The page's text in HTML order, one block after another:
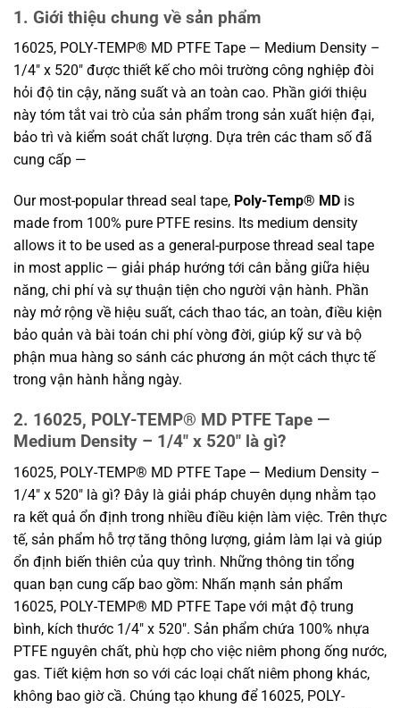
1. Giới thiệu chung về sản phẩm
16025, POLY-TEMP® MD PTFE Tape — Medium Density –
1/4″ x 520″ được thiết kế cho môi trường công nghiệp đòi
hỏi độ tin cậy, năng suất và an toàn cao. Phần giới thiệu
này tóm tắt vai trò của sản phẩm trong sản xuất hiện đại,
bảo trì và kiểm soát chất lượng. Dựa trên các tham số đã
cung cấp —
Our most-popular thread seal tape, Poly-Temp® MD is
made from 100% pure PTFE resins. Its medium density
allows it to be used as a general-purpose thread seal tape
in most applic — giải pháp hướng tới cân bằng giữa hiệu
năng, chi phí và sự thuận tiện cho người vận hành. Phần
này mở rộng về hiệu suất, cách thao tác, an toàn, điều kiện
bảo quản và bài toán chi phí vòng đời, giúp kỹ sư và bộ
phận mua hàng so sánh các phương án một cách thực tế
trong vận hành hằng ngày.
2. 16025, POLY-TEMP® MD PTFE Tape —
Medium Density – 1/4″ x 520″ là gì?
16025, POLY-TEMP® MD PTFE Tape — Medium Density –
1/4″ x 520″ là gì? Đây là giải pháp chuyên dụng nhằm tạo
ra kết quả ổn định trong nhiều điều kiện làm việc. Trên thực
tế, sản phẩm hỗ trợ tăng thông lượng, giảm làm lại và giúp
ổn định biến thiên của quy trình. Những thông tin tổng
quan bạn cung cấp bao gồm: Nhấn mạnh sản phẩm
16025, POLY-TEMP® MD PTFE Tape với mật độ trung
bình, kích thước 1/4″ x 520″. Sản phẩm chứa 100% nhựa
PTFE nguyên chất, phù hợp cho việc niêm phong ống nước,
gas. Tiết kiệm hơn so với các loại chất niêm phong khác,
không bao giờ cầ. Chúng tạo khung để 16025, POLY-